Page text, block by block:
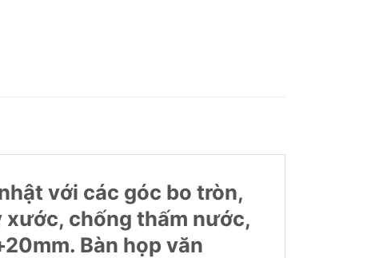
với các góc bo tròn,
xước, chống thấm nước,
Bàn họp văn